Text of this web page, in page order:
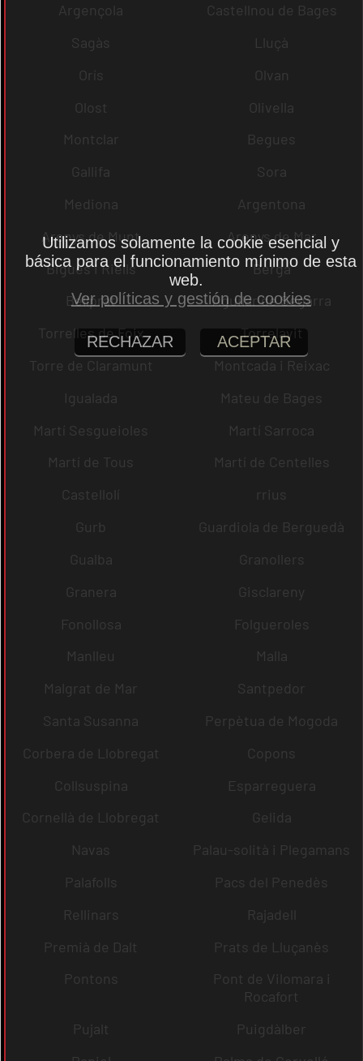
Argençola
Castellnou de Bages
Sagàs
Lluçà
Orís
Olvan
Olost
Olivella
Montclar
Begues
Gallifa
Sora
Mediona
Argentona
Arenys de Munt
Arenys de Mar
Bigues i Riells
Berga
Bellprat
Aguilar de Segarra
Torrelles de Foix
Torrelavit
Torre de Claramunt
Montcada i Reixac
Igualada
Mateu de Bages
Martí Sesgueioles
Martí Sarroca
Martí de Tous
Martí de Centelles
Castellolí
rrius
Gurb
Guardiola de Berguedà
Gualba
Granollers
Granera
Gisclareny
Fonollosa
Folgueroles
Manlleu
Malla
Malgrat de Mar
Santpedor
Santa Susanna
Perpètua de Mogoda
Corbera de Llobregat
Copons
Collsuspina
Esparreguera
Cornellà de Llobregat
Gelida
Navas
Palau-solità i Plegamans
Palafolls
Pacs del Penedès
Rellinars
Rajadell
Premià de Dalt
Prats de Lluçanès
Pontons
Pont de Vilomara i
Rocafort
Pujalt
Puigdàlber
Utilizamos solamente la cookie esencial y
básica para el funcionamiento mínimo de esta
web.
Ver políticas y gestión de cookies
RECHAZAR ACEPTAR